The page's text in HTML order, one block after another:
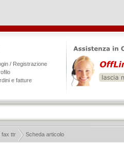
/ Registrazione
e fatture
fax ttr Scheda articolo